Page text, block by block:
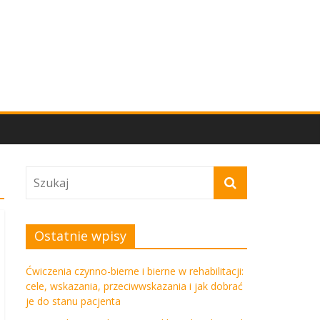
Ostatnie wpisy
Ćwiczenia czynno-bierne i bierne w rehabilitacji:
cele, wskazania, przeciwwskazania i jak dobrać
je do stanu pacjenta